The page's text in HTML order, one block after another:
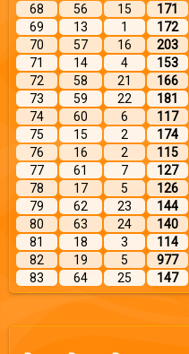
68
56 15 171
69
13 1 172
70
57 16 203
71
14 4 153
72
58 21 166
73
59 22 181
74
60 6 117
75
15 2 174
76
16 2 115
77
61 7 127
78
17 5 126
79
62 23 144
80
63 24 140
81
18 3 114
82
19 5 977
83
64 25 147